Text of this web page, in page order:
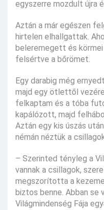
egyszerre mozdult újra
Aztán a már egészen
hirtelen elhallgattak.
beleremegett és
felsértve a bőrömet.
Egy darabig még
majd egy ötlettől
felkaptam és a tóba
kapálózott, majd
Aztán egy kis úszás
némán néztük a
– Szerinted tényleg a
vannak a csillagok,
megszorította a
biztos benne. Abban se
Világmindenség Fája